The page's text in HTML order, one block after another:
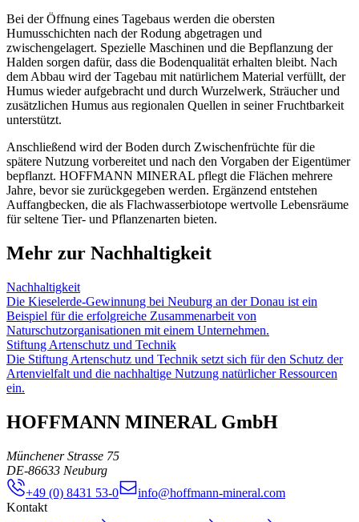
Bei der Öffnung eines Tagebaus werden die obersten
Humusschichten nach der Rodung abgetragen und
zwischengelagert. Spezielle Maschinen und die Bepflanzung der
Halden sorgen dafür, dass die Bodenqualität erhalten bleibt. Nach
dem Abbau wird der Tagebau mit natürlichem Material verfüllt, der
Humus wieder aufgebracht und durch Wurzelwerk, Sträucher und
zusätzlichen Humus aus regionalen Quellen in seiner Fruchtbarkeit
unterstützt.
Anschließend wird der Boden durch Zwischenfrüchte für die
spätere Nutzung vorbereitet und nach den Vorgaben der Eigentümer
bepflanzt. HOFFMANN MINERAL pflegt die Flächen mehrere
Jahre, bevor sie zurückgegeben werden. Ergänzend entstehen
Auffangbecken, die als Flachwasserbiotope wertvolle Lebensräume
für seltene Tier- und Pflanzenarten bieten.
Mehr zur Nachhaltigkeit
Nachhaltigkeit
Die Kieselerde-Gewinnung bei Neuburg an der Donau ist ein
Beispiel für die erfolgreiche Zusammenarbeit von
Naturschutzorganisationen mit einem Unternehmen.
Stiftung Artenschutz und Technik
Die Stiftung Artenschutz und Technik setzt sich für den Schutz der
Artenvielfalt und die nachhaltige Nutzung natürlicher Ressourcen
ein.
HOFFMANN MINERAL GmbH
Münchener Strasse 75
DE-86633 Neuburg
+49 (0) 8431 53-0
info@hoffmann-mineral.com
Kontakt